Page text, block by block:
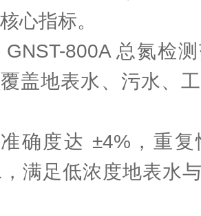
心指标。
800A 总氮检
盖地表水、污水、
确度达 ±4%，重
满足低浓度地表水